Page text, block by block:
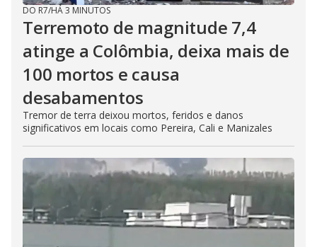
DO R7/HÁ 3 MINUTOS
Terremoto de magnitude 7,4
atinge a Colômbia, deixa mais de
100 mortos e causa
desabamentos
Tremor de terra deixou mortos, feridos e danos
significativos em locais como Pereira, Cali e Manizales